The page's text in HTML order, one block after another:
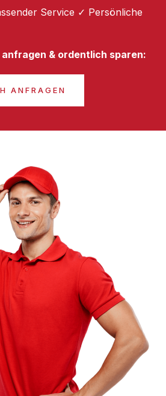
Service ✓ Persönliche
& ordentlich sparen:
ANFRAGEN